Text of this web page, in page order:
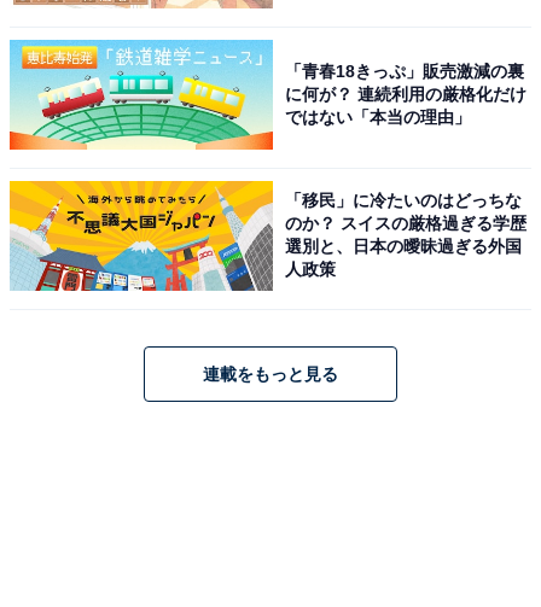
「青春18きっぷ」販売激減の裏
に何が？ 連続利用の厳格化だけ
ではない「本当の理由」
「移民」に冷たいのはどっちな
のか？ スイスの厳格過ぎる学歴
選別と、日本の曖昧過ぎる外国
人政策
連載をもっと見る